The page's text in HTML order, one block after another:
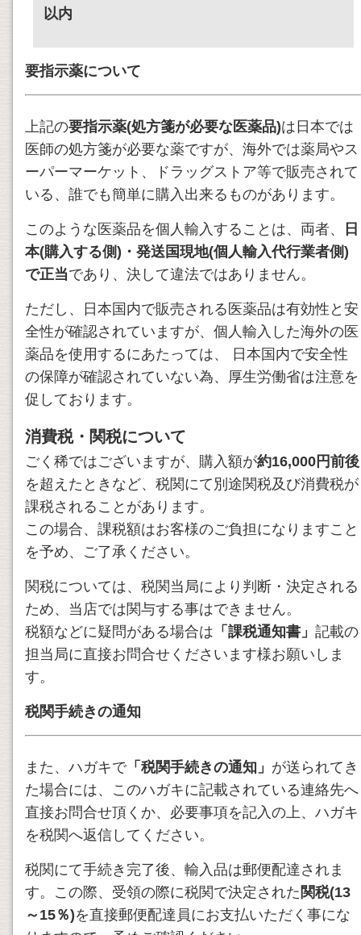
以内
要指示薬について
上記の要指示薬(処方箋が必要な医薬品)は日本では
医師の処方箋が必要な薬ですが、海外では薬局やス
ーパーマーケット、ドラッグストア等で販売されて
いる、誰でも簡単に購入出来るものがあります。
このような医薬品を個人輸入することは、両者、
日
本(購入する側)・発送国現地(個人輸入代行業者側)
で正当であり、決して違法ではありません。
ただし、日本国内で販売される医薬品は有効性と安
全性が確認されていますが、個人輸入した海外の医
薬品を使用するにあたっては、 日本国内で安全性
の保障が確認されていない為、厚生労働省は注意を
促しております。
消費税・関税について
ごく稀ではございますが、購入額が約16,000円前後
を超えたときなど、税関にて別途関税及び消費税が
課税されることがあります。
この場合、課税額はお客様のご負担になりますこと
を予め、ご了承ください。
関税については、税関当局により判断・決定される
ため、当店では関与する事はできません。
税額などに疑問がある場合は 「課税通知書」 記載の
担当局に直接お問合せくださいます様お願いしま
す。
税関手続きの通知
また、ハガキで「税関手続きの通知」 が送られてき
た場合には、このハガキに記載されている連絡先へ
直接お問合せ頂くか、必要事項を記入の上、ハガキ
を税関へ返信してください。
税関にて手続き完了後、輸入品は郵便配達されま
す。この際、受領の際に税関で決定された 関税(13
～15％)を直接郵便配達員にお支払いただく事にな